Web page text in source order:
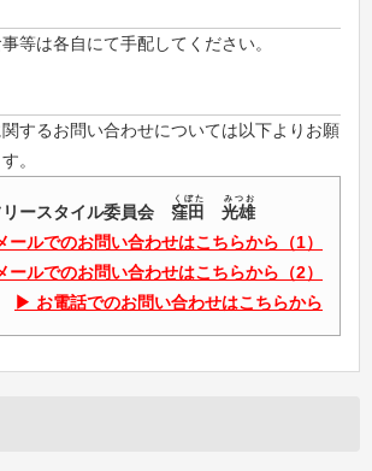
等は各自にて手配してください。
するお問い合わせについては以下よりお願
。
リースタイル委員会窪田
くぼた
光雄
みつお
ールでのお問い合わせはこちらから（1）
ールでのお問い合わせはこちらから（2）
お電話でのお問い合わせはこちらから